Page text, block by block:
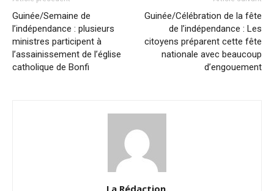
Guinée/Semaine de
l’indépendance : plusieurs
ministres participent à
l’assainissement de l’église
catholique de Bonfi
Guinée/Célébration de la fête
de l’indépendance : Les
citoyens préparent cette fête
nationale avec beaucoup
d’engouement